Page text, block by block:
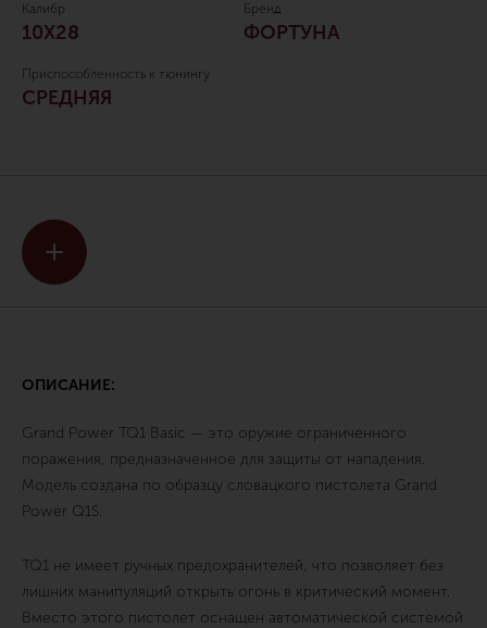
Калибр
10Х28
Бренд
ФОРТУНА
Приспособленность к тюнингу
СРЕДНЯЯ
ОПИСАНИЕ:
Grand Power TQ1 Basic — это оружие ограниченного
поражения, предназначенное для защиты от нападения.
Модель создана по образцу словацкого пистолета Grand
Power Q1S.
TQ1 не имеет ручных предохранителей, что позволяет без
лишних манипуляций открыть огонь в критический момент.
Вместо этого пистолет оснащен автоматической системой